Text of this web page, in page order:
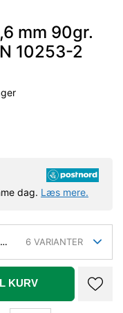
mm 90gr.
10253-2
dag. Læs mere.
6 VARIANTER
KURV